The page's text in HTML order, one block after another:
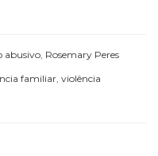
abusivo, Rosemary Peres
familiar, violência